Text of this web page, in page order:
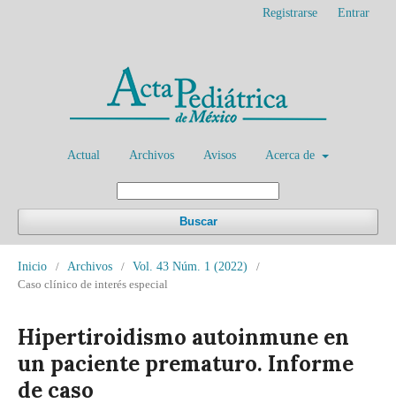
Actual Archivos Avisos Acerca de
Buscar
Registrarse Entrar
Inicio / Archivos / Vol. 43 Núm. 1 (2022)
/
Caso clínico de interés especial
Hipertiroidismo autoinmune en
un paciente prematuro. Informe
de caso